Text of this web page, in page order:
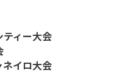
ィー大会
イロ大会